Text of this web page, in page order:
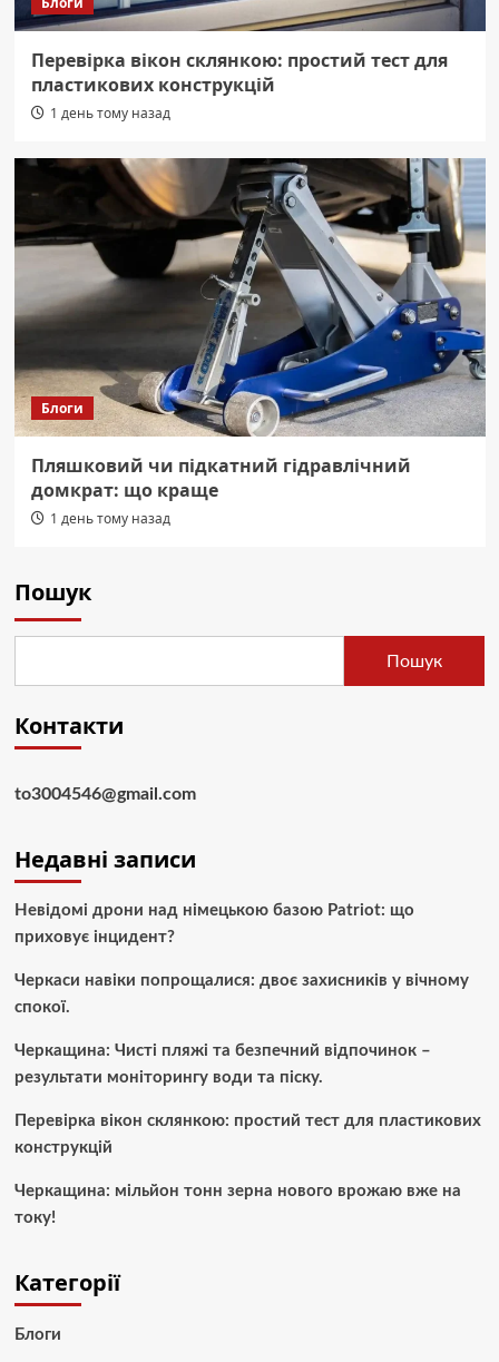
Перевірка вікон склянкою: простий тест для
пластикових конструкцій
1 день тому назад
Блоги
Пляшковий чи підкатний гідравлічний
домкрат: що краще
1 день тому назад
Пошук
Пошук
Контакти
to3004546@gmail.com
Недавні записи
Невідомі дрони над німецькою базою Patriot: що
приховує інцидент?
Черкаси навіки попрощалися: двоє захисників у вічному
спокої.
Черкащина: Чисті пляжі та безпечний відпочинок –
результати моніторингу води та піску.
Перевірка вікон склянкою: простий тест для пластикових
конструкцій
Черкащина: мільйон тонн зерна нового врожаю вже на
току!
Категорії
Блоги